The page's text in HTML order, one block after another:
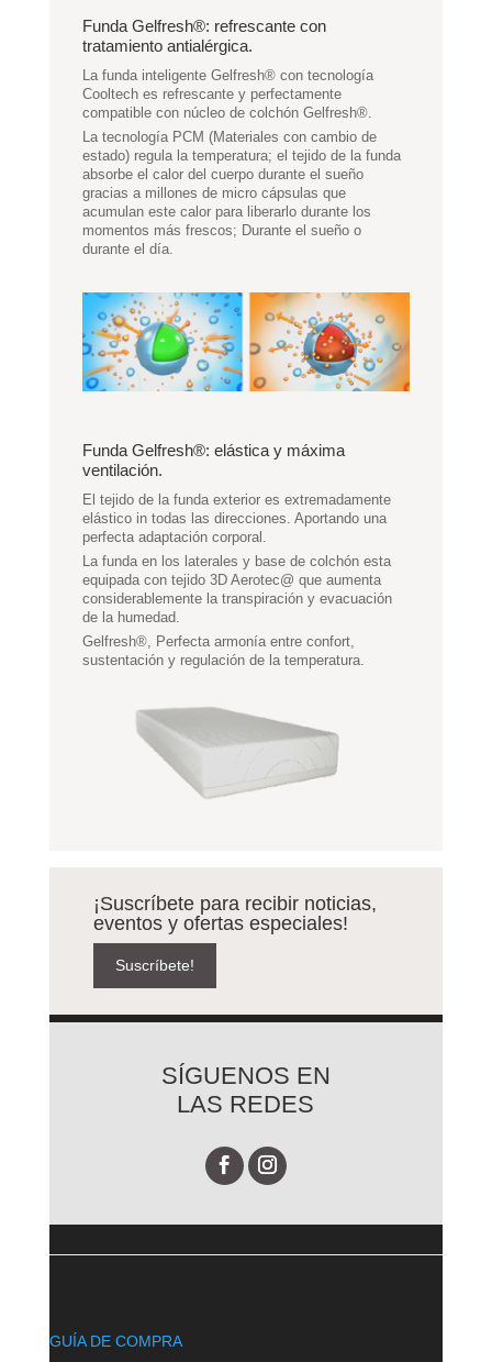
Funda Gelfresh®: refrescante con
tratamiento antialérgica.
La funda inteligente Gelfresh® con tecnología
Cooltech es refrescante y perfectamente
compatible con núcleo de colchón Gelfresh®.
La tecnología PCM (Materiales con cambio de
estado) regula la temperatura; el tejido de la funda
absorbe el calor del cuerpo durante el sueño
gracias a millones de micro cápsulas que
acumulan este calor para liberarlo durante los
momentos más frescos; Durante el sueño o
durante el día.
Funda Gelfresh®: elástica y máxima
ventilación.
El tejido de la funda exterior es extremadamente
elástico in todas las direcciones. Aportando una
perfecta adaptación corporal.
La funda en los laterales y base de colchón esta
equipada con tejido 3D Aerotec@ que aumenta
considerablemente la transpiración y evacuación
de la humedad.
Gelfresh®, Perfecta armonía entre confort,
sustentación y regulación de la temperatura.
¡Suscríbete para recibir noticias,
eventos y ofertas especiales!
Suscríbete!
SÍGUENOS EN
LAS REDES
GUÍA DE COMPRA